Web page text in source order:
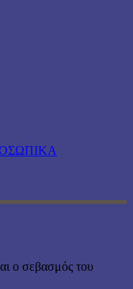
ο σεβασμός του